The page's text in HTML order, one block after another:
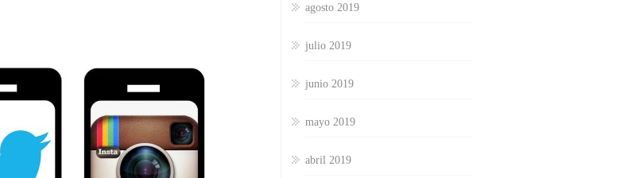
agosto 2019
julio 2019
junio 2019
mayo 2019
abril 2019